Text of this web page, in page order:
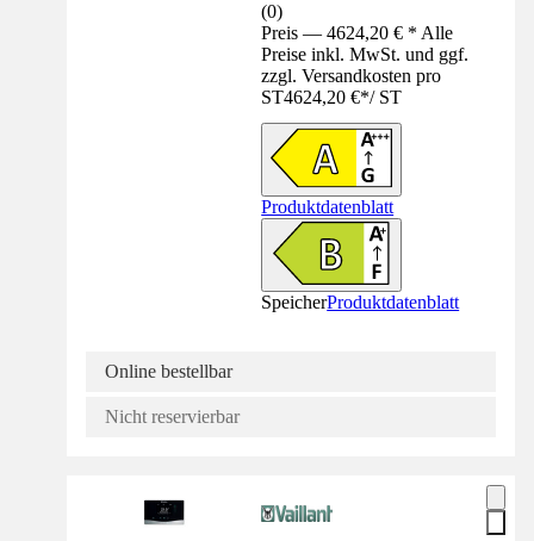
(0)
Preis — 4624,20 € * Alle
Preise inkl. MwSt. und ggf.
zzgl. Versandkosten pro
ST4624,20 €*/ ST
Produktdatenblatt
SpeicherProduktdatenblatt
Online bestellbar
Nicht reservierbar